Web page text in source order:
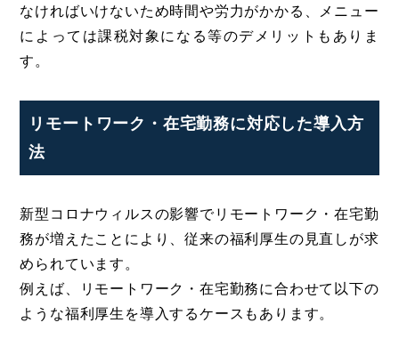
なければいけないため時間や労力がかかる、メニュー
によっては課税対象になる等のデメリットもありま
す。
リモートワーク・在宅勤務に対応した導入方
法
新型コロナウィルスの影響でリモートワーク・在宅勤
務が増えたことにより、従来の福利厚生の見直しが求
められています。
例えば、リモートワーク・在宅勤務に合わせて以下の
ような福利厚生を導入するケースもあります。